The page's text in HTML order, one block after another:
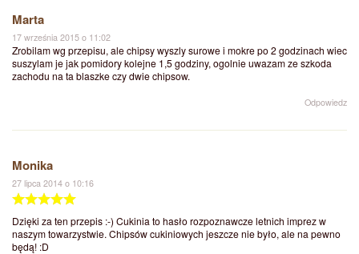
Marta
17 września 2015 o 11:02
Zrobilam wg przepisu, ale chipsy wyszly surowe i mokre po 2 godzinach wiec
suszylam je jak pomidory kolejne 1,5 godziny, ogolnie uwazam ze szkoda
zachodu na ta blaszke czy dwie chipsow.
Odpowiedz
Monika
27 lipca 2014 o 10:16
Dzięki za ten przepis :-) Cukinia to hasło rozpoznawcze letnich imprez w
naszym towarzystwie. Chipsów cukiniowych jeszcze nie było, ale na pewno
będą! :D